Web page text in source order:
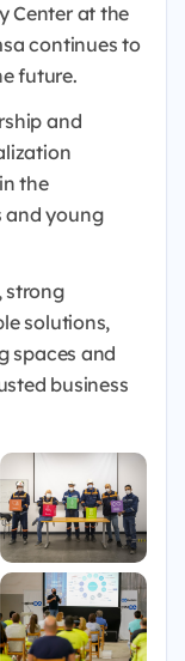
Center at the
continues to
future.
and
the
and young
strong
solutions,
spaces and
business